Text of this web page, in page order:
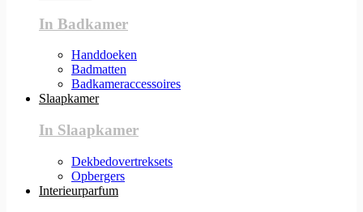
In Badkamer
Handdoeken
Badmatten
Badkameraccessoires
Slaapkamer
In Slaapkamer
Dekbedovertreksets
Opbergers
Interieurparfum